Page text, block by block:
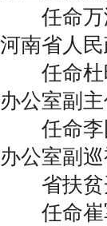
任命万汴
河南省人
任命杜晓
办公室副主
任命李国
办公室副巡
省扶贫
任命崔军